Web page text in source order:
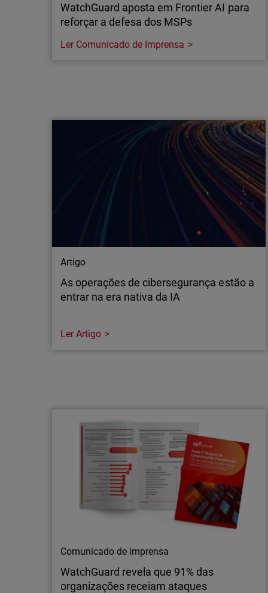
WatchGuard aposta em Frontier AI para
reforçar a defesa dos MSPs
A WatchGuard® Technologies, líder global em
cibersegurança unificada para fornecedores
de serviços geridos (MSPs), anunciou hoje
novos investimentos em IA de fronteira para
segurança de aplicações, alargando o acesso
a capacidades avançadas tanto da OpenAI
como da Anthropic. Ao contrário de…
Ler Comunicado de Imprensa
Artigo
As operações de cibersegurança estão a
entrar na era nativa da IA
Descubra como os ataques impulsionados
por IA e cada vez mais orientados por agentes
estão a sobrecarregar as operações de
segurança tradicionais e porque é que a
cibersegurança tem de evoluir para uma
defesa nativa de IA.
Ler Artigo
Comunicado de imprensa
WatchGuard revela que 91% das
organizações receiam ataques